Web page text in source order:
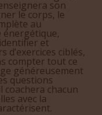
son
le corps, le
au
énergétique,
et
ciblés,
compter tout ce
généreusement
questions
coachera chacun
avec la